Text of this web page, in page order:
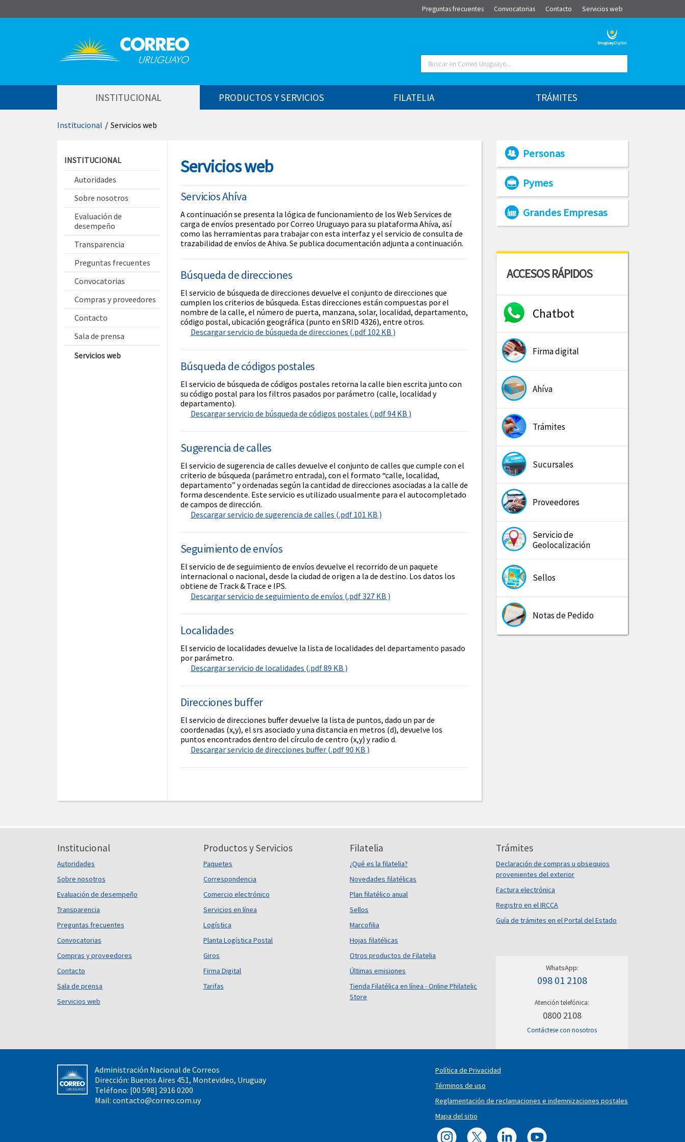
Preguntas frecuentes Convocatorias Contacto Servicios web
Buscar
INSTITUCIONAL PRODUCTOS Y SERVICIOS FILATELIA TRÁMITES
Institucional / Servicios web
INSTITUCIONAL
Autoridades
Sobre nosotros
Evaluación de
desempeño
Transparencia
Preguntas frecuentes
Convocatorias
Compras y proveedores
Contacto
Sala de prensa
Servicios web
Servicios web
Servicios Ahíva
A continuación se presenta la lógica de funcionamiento de los Web Services de
carga de envíos presentado por Correo Uruguayo para su plataforma Ahíva, así
como las herramientas para trabajar con esta interfaz y el servicio de consulta de
trazabilidad de envíos de Ahiva. Se publica documentación adjunta a continuación.
Búsqueda de direcciones
El servicio de búsqueda de direcciones devuelve el conjunto de direcciones que
cumplen los criterios de búsqueda. Estas direcciones están compuestas por el
nombre de la calle, el número de puerta, manzana, solar, localidad, departamento,
código postal, ubicación geográfica (punto en SRID 4326), entre otros.
Descargar servicio de búsqueda de direcciones (.pdf 102 KB )
Búsqueda de códigos postales
El servicio de búsqueda de códigos postales retorna la calle bien escrita junto con
su código postal para los filtros pasados por parámetro (calle, localidad y
departamento).
Descargar servicio de búsqueda de códigos postales (.pdf 94 KB )
Sugerencia de calles
El servicio de sugerencia de calles devuelve el conjunto de calles que cumple con el
criterio de búsqueda (parámetro entrada), con el formato “calle, localidad,
departamento” y ordenadas según la cantidad de direcciones asociadas a la calle de
forma descendente. Este servicio es utilizado usualmente para el autocompletado
de campos de dirección.
Descargar servicio de sugerencia de calles (.pdf 101 KB )
Seguimiento de envíos
El servicio de de seguimiento de envíos devuelve el recorrido de un paquete
internacional o nacional, desde la ciudad de origen a la de destino. Los datos los
obtiene de Track & Trace e IPS.
Descargar servicio de seguimiento de envíos (.pdf 327 KB )
Localidades
El servicio de localidades devuelve la lista de localidades del departamento pasado
por parámetro.
Descargar servicio de localidades (.pdf 89 KB )
Direcciones buffer
El servicio de direcciones buffer devuelve la lista de puntos, dado un par de
coordenadas (x,y), el srs asociado y una distancia en metros (d), devuelve los
puntos encontrados dentro del círculo de centro (x,y) y radio d.
Descargar servicio de direcciones buffer (.pdf 90 KB )
Personas
Pymes
Grandes Empresas
ACCESOS RÁPIDOS
Chatbot
Firma digital
Ahíva
Trámites
Sucursales
Proveedores
Servicio de
Geolocalización
Sellos
Notas de Pedido
Institucional
Autoridades
Sobre nosotros
Evaluación de desempeño
Transparencia
Preguntas frecuentes
Convocatorias
Compras y proveedores
Contacto
Sala de prensa
Servicios web
Productos y Servicios
Paquetes
Correspondencia
Comercio electrónico
Servicios en línea
Logística
Planta Logística Postal
Giros
Firma Digital
Tarifas
Filatelia
¿Qué es la filatelia?
Novedades filatélicas
Plan filatélico anual
Sellos
Marcofilia
Hojas filatélicas
Otros productos de Filatelia
Últimas emisiones
Tienda Filatélica en línea - Online Philatelic
Store
Trámites
Declaración de compras u obsequios
provenientes del exterior
Factura electrónica
Registro en el IRCCA
Guía de trámites en el Portal del Estado
WhatsApp:
098 01 2108
Atención telefónica:
0800 2108
Contáctese con nosotros
Administración Nacional de Correos
Dirección: Buenos Aires 451, Montevideo, Uruguay
Teléfono: [00 598] 2916 0200
Mail: contacto@correo.com.uy
Política de Privacidad
Términos de uso
Reglamentación de reclamaciones e indemnizaciones postales
Mapa del sitio